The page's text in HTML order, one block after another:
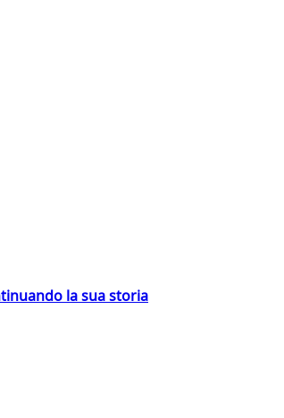
la sua storia